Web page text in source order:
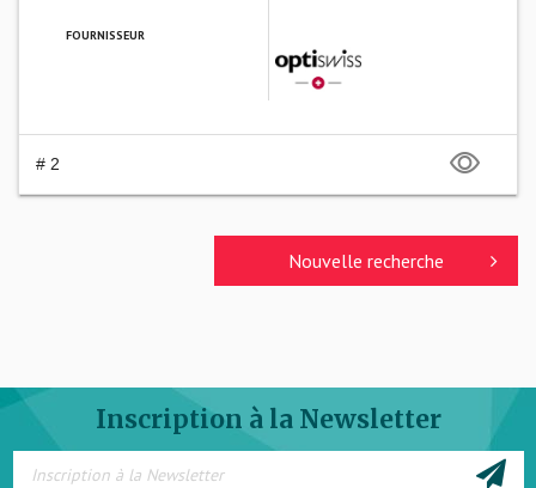
FOURNISSEUR
# 2
Nouvelle recherche
Inscription à la Newsletter